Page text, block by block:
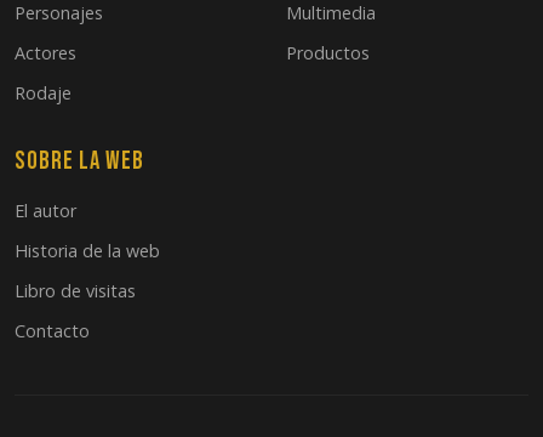
Personajes
Actores
Rodaje
Multimedia
Productos
Sobre la web
El autor
Historia de la web
Libro de visitas
Contacto